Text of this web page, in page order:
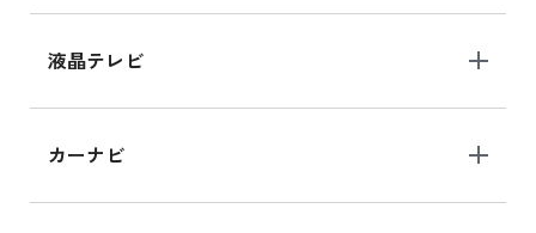
液晶テレビ
カーナビ
iPhone 15 128GB シリーズ
iPhone 15 128GB の新品買取価格